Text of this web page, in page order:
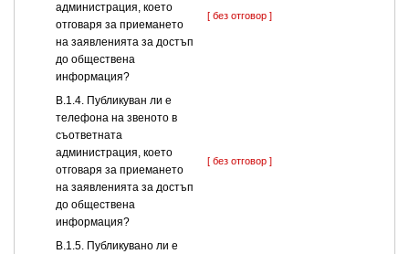
администрация, което
отговаря за приемането
на заявленията за достъп
до обществена
информация?
[ без отговор ]
В.1.4. Публикуван ли е
телефона на звеното в
съответната
администрация, което
отговаря за приемането
на заявленията за достъп
до обществена
информация?
[ без отговор ]
В.1.5. Публикувано ли е